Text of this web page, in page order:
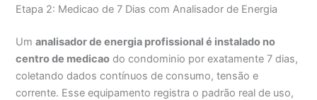
Etapa 2: Medicao de 7 Dias com Analisador de Energia
Umanalisador de energia profissional é instalado no
centro de medicao do condominio por exatamente 7 dias,
coletando dados contínuos de consumo, tensão e
corrente. Esse equipamento registra o padrão real de uso,